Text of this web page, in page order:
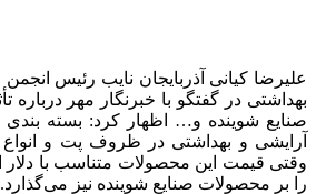
علیرضا کیانی آذربایجان نایب رئیس
بهداشتی در گفتگو با خبرنگار مهر درباره
صنایع شوینده و… اظهار کرد: بسته
آرایشی و بهداشتی در ظروف پت و
وقتی قیمت این محصولات متناسب با دلار
را بر محصولات صنایع شوینده نیز می‌گذارد.